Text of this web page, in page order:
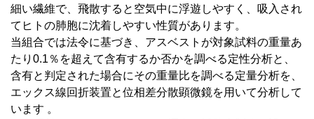
細い繊維で、飛散すると空気中に浮遊しやすく、吸入され
てヒトの肺胞に沈着しやすい性質があります。
当組合では法令に基づき、アスベストが対象試料の重量あ
たり0.1％を超えて含有するか否かを調べる定性分析と、
含有と判定された場合にその重量比を調べる定量分析を、
エックス線回折装置と位相差分散顕微鏡を用いて分析して
います 。